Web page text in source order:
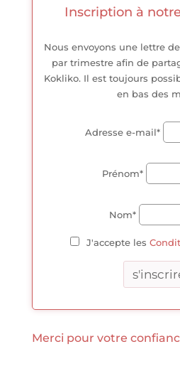
Inscription à
Nous envoyons une lettre
par trimestre afin de
Kokliko. Il est toujours
en bas des
Adresse e-mail*
Prénom*
Nom*
J'accepte les
Merci pour votre